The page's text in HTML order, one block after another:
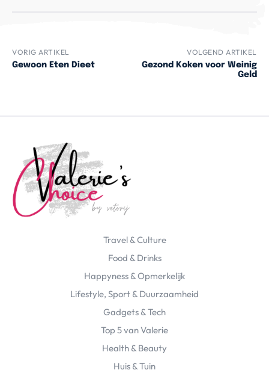
VORIG ARTIKEL
Gewoon Eten Dieet
VOLGEND ARTIKEL
Gezond Koken voor Weinig
Geld
Travel & Culture
Food & Drinks
Happyness & Opmerkelijk
Lifestyle, Sport & Duurzaamheid
Gadgets & Tech
Top 5 van Valerie
Health & Beauty
Huis & Tuin